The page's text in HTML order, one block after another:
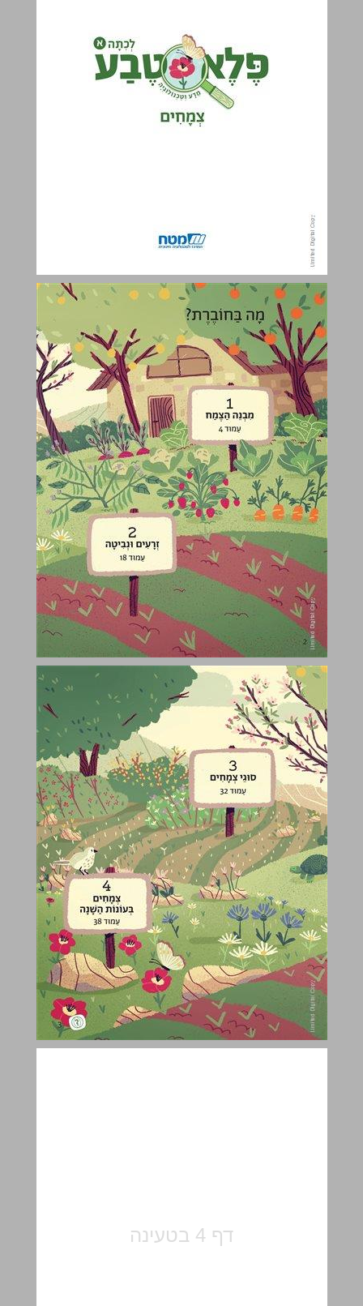
1. מִבְנֵה הַצֶמַח ... 4
הַצְמָחִים שֶׁאֲנַחְנוּ אוֹכְלִים ... 5